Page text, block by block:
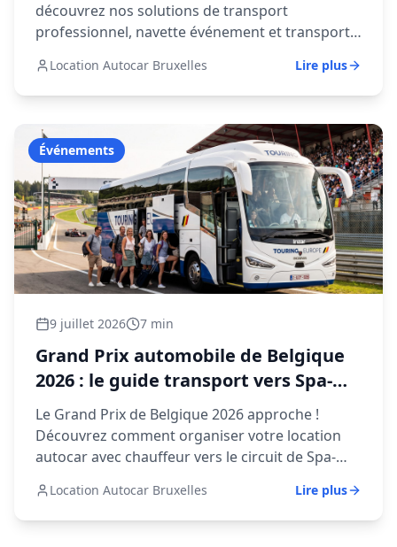
découvrez nos solutions de transport
professionnel, navette événement et transport
Location Autocar Bruxelles Lire plus
Événements
9 juillet 2026 7 min
Grand Prix automobile de Belgique
2026 : le guide transport vers Spa-
Francorchamps
Le Grand Prix de Belgique 2026 approche !
Découvrez comment organiser votre location
autocar avec chauffeur vers le circuit de Spa-
Location Autocar Bruxelles Lire plus